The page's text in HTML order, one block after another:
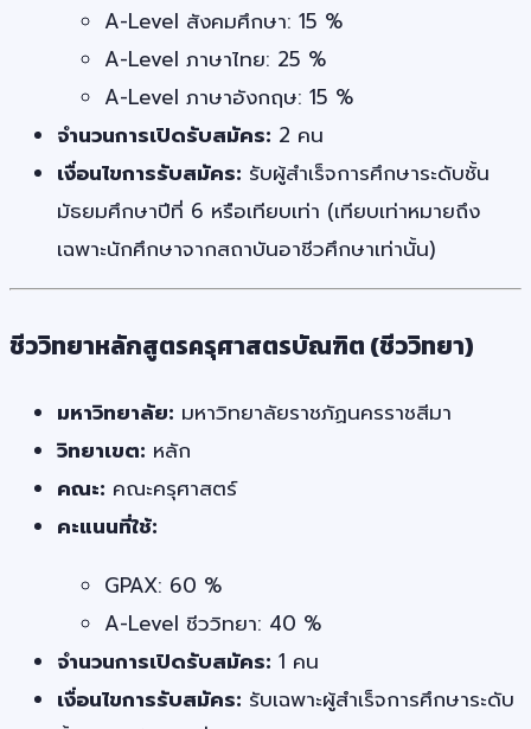
A-Level สังคมศึกษา: 15 %
A-Level ภาษาไทย: 25 %
A-Level ภาษาอังกฤษ: 15 %
จำนวนการเปิดรับสมัคร: 2 คน
เงื่อนไขการรับสมัคร: รับผู้สำเร็จการศึกษาระดับชั้น
มัธยมศึกษาปีที่ 6 หรือเทียบเท่า (เทียบเท่าหมายถึง
เฉพาะนักศึกษาจากสถาบันอาชีวศึกษาเท่านั้น)
ชีววิทยาหลักสูตรครุศาสตรบัณฑิต (ชีววิทยา)
มหาวิทยาลัย: มหาวิทยาลัยราชภัฏนครราชสีมา
วิทยาเขต: หลัก
คณะ: คณะครุศาสตร์
คะแนนที่ใช้:
GPAX: 60 %
A-Level ชีววิทยา: 40 %
จำนวนการเปิดรับสมัคร: 1 คน
เงื่อนไขการรับสมัคร: รับเฉพาะผู้สำเร็จการศึกษาระดับ